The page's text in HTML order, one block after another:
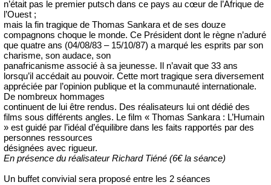
n’était pas le premier putsch dans ce pays au cœur de l’Afrique de
l’Ouest ;
mais la fin tragique de Thomas Sankara et de ses douze
compagnons choque le monde. Ce Président dont le règne n’aduré
que quatre ans (04/08/83 – 15/10/87) a marqué les esprits par son
charisme, son audace, son
panafricanisme associé à sa jeunesse. Il n’avait que 33 ans
lorsqu’il accédait au pouvoir. Cette mort tragique sera diversement
appréciée par l’opinion publique et la communauté internationale.
De nombreux hommages
continuent de lui être rendus. Des réalisateurs lui ont dédié des
films sous différents angles. Le film « Thomas Sankara : L’Humain
» est guidé par l’idéal d’équilibre dans les faits rapportés par des
personnes ressources
désignées avec rigueur.
En présence du réalisateur Richard Tiéné (6€ la séance)
Un buffet convivial sera proposé entre les 2 séances